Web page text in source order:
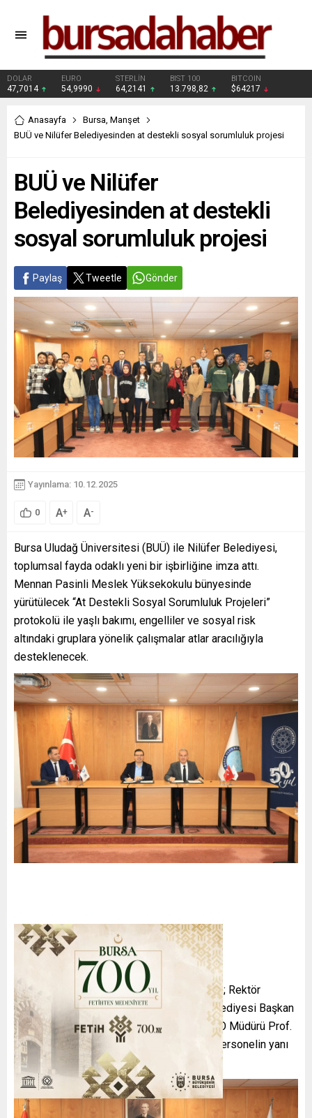
DOLAR
47,7014
EURO
54,9990
STERLİN
64,2141
BIST 100
13.798,82
BITCOIN
$64217
Anasayfa Bursa, Manşet
BUÜ ve Nilüfer Belediyesinden at destekli sosyal sorumluluk projesi
BUÜ ve Nilüfer
Belediyesinden at destekli
sosyal sorumluluk projesi
Paylaş Tweetle Gönder
Yayınlama: 10.12.2025
0 A+ A-
Bursa Uludağ Üniversitesi (BUÜ) ile Nilüfer Belediyesi,
toplumsal fayda odaklı yeni bir işbirliğine imza attı.
Mennan Pasinli Meslek Yüksekokulu bünyesinde
yürütülecek “At Destekli Sosyal Sorumluluk Projeleri”
protokolü ile yaşlı bakımı, engelliler ve sosyal risk
altındaki gruplara yönelik çalışmalar atlar aracılığıyla
desteklenecek.
Rektörlük B Salonunda imzalanan protokole; Rektör
Yardımcısı Prof. Dr. Cafer Çiftçi, Nilüfer Belediyesi Başkan
Yardımcısı Okan Şahin, Mennan Pasinli MYO Müdürü Prof.
Dr. Gülşen Goncagül ile akademik ve idari personelin yanı
sıra öğrenciler de katıldı.